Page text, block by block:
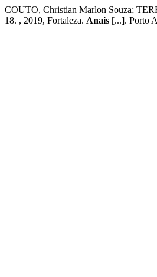
COUTO, Christian Marlon Souza;
18. , 2019, Fortaleza. Anais [...]. Porto